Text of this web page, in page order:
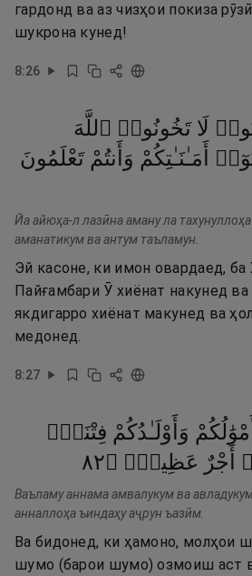
гардонд ва аз чизҳои покиза
шукрона кунед!
8:26
لَا تَخُونُوا۟ ٱللَّهَ
أَمَـٰنَـٰتِكُمْ وَأَنتُمْ تَعْلَمُونَ
Йа айюҳа-л лазӣна аману ла
аманатикум ва антум таъламун.
Эй касоне, ки имон овардаед, ба
Пайғамбари Ӯ хиёнат накунед
якдигарро хиёнат макунед ва
медонед.
8:27
أَمْوَٰلُكُمْ وَأَوْلَـٰدُكُمْ فِتْنَةٌۭ
أَجْرٌ عَظِيمٌۭ ۝٢٨
Ваъламу аннама амвалукум ва
анналлоҳа ъиндаҳу аҷрун ъазӣм.
Ва бидонед, ки ҳамоно, молҳои
шумо (барои шумо) озмоиш аст